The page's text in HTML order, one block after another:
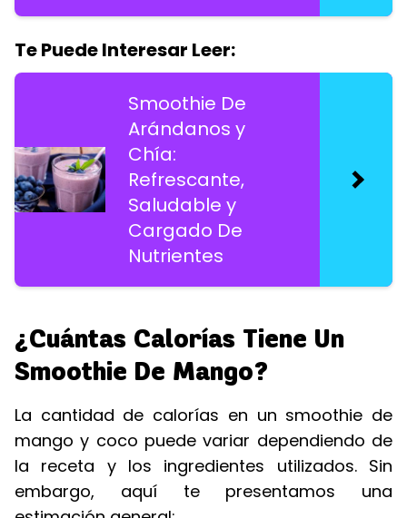
Te Puede Interesar Leer:
Smoothie De
Arándanos y
Chía:
Refrescante,
Saludable y
Cargado De
Nutrientes
¿Cuántas Calorías Tiene Un
Smoothie De Mango?
La cantidad de calorías en un smoothie de
mango y coco puede variar dependiendo de
la receta y los ingredientes utilizados. Sin
embargo, aquí te presentamos una